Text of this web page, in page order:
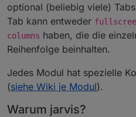
optional (beliebig viele)
Tab kann entweder
columns haben, die die
Reihenfolge beinhalten.
Jedes Modul hat spezielle
(siehe Wiki je Modul).
Warum jarvis?